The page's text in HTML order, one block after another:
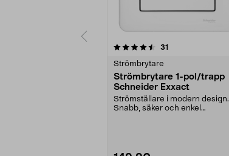
31
Strömbrytare
Strömbrytare 1-pol/trapp
Schneider Exxact
Strömställare i modern design.
Snabb, säker och enkel
4.5 av 5 stjärnor